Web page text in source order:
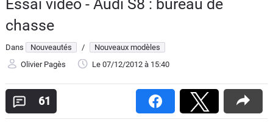
Guide
d'achat
Electriques
Utilitaires
Essai vidéo - Audi S8 : bureau de
chasse
Dans Nouveautés /
Nouveaux modèles
Olivier Pagès
Le 07/12/2012 à 15:40
61